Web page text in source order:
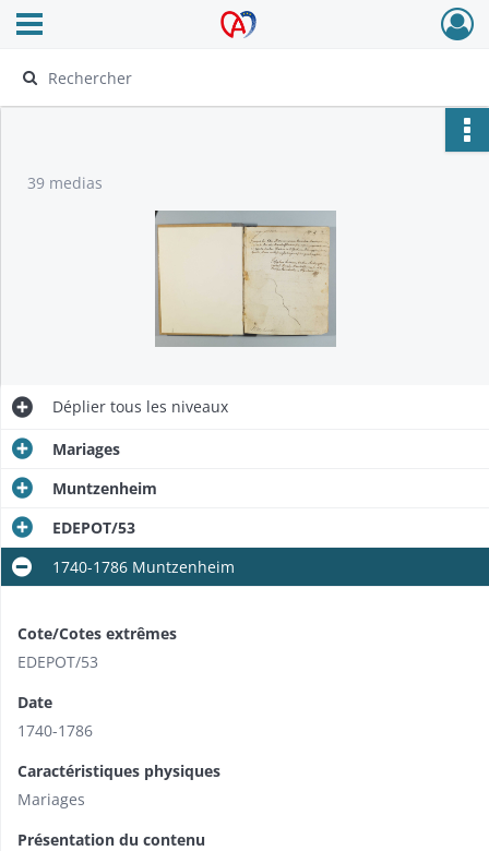
Archives Alsace - Colmar
Ouvrir le menu déroulant
39 medias
Déplier tous les niveaux
Mariages
Muntzenheim
EDEPOT/53
1740-1786 Muntzenheim
Cote/Cotes extrêmes
EDEPOT/53
Date
1740-1786
Caractéristiques physiques
Mariages
Présentation du contenu